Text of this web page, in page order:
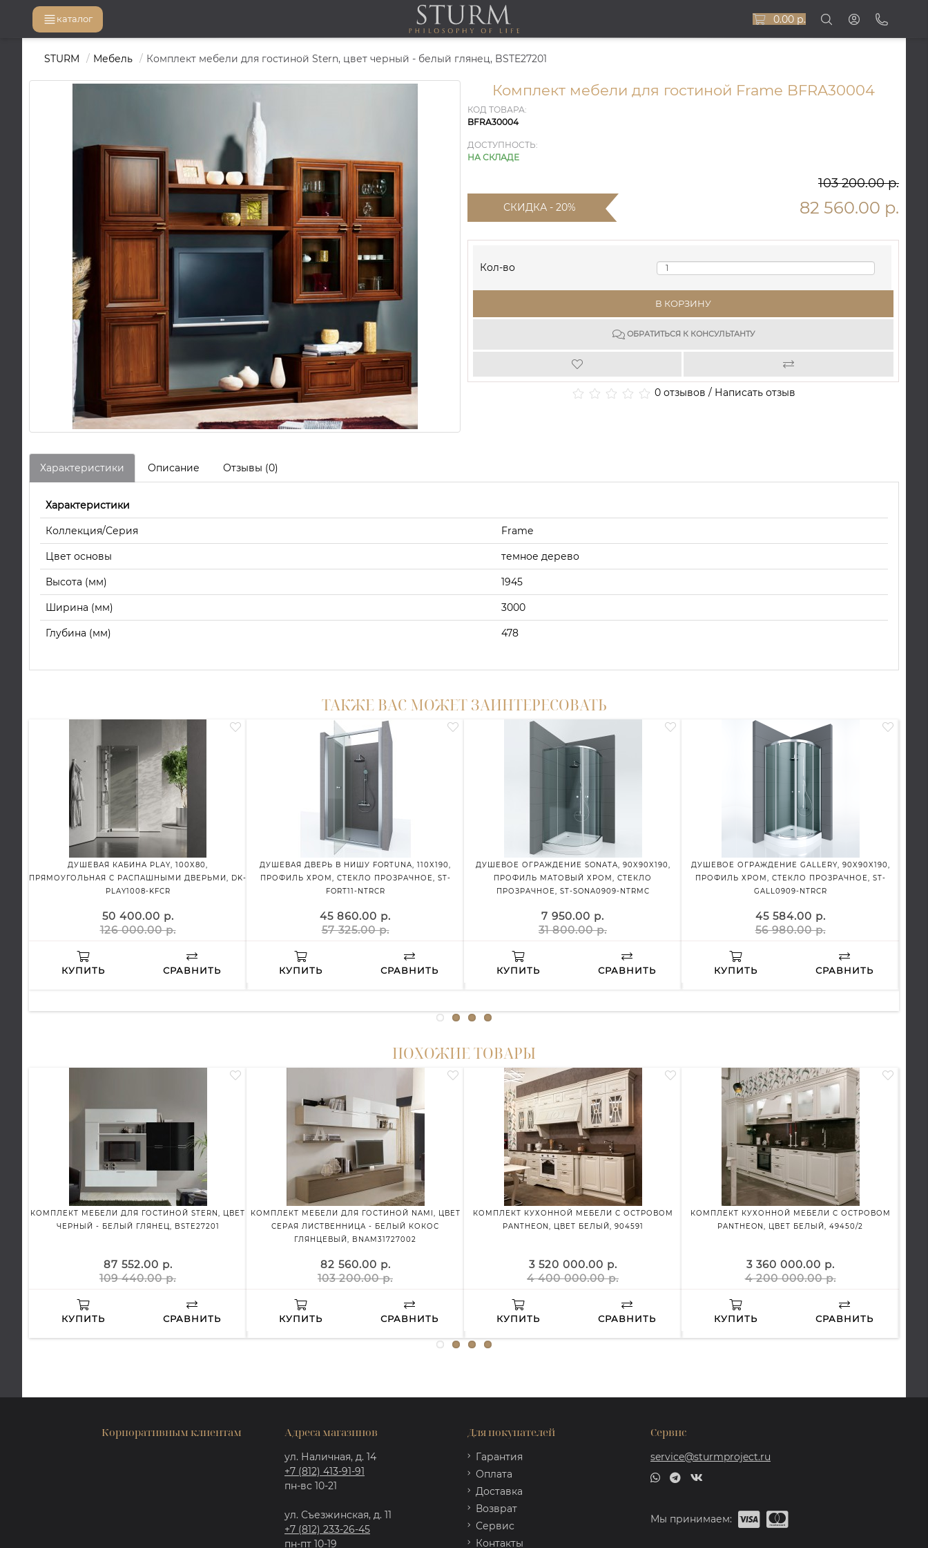
каталог 0.00 р.
STURM Мебель Комплект мебели для гостиной Stern, цвет черный - белый глянец, BSTE27201
Комплект мебели для гостиной Frame BFRA30004
КОД ТОВАРА:
BFRA30004
ДОСТУПНОСТЬ:
НА СКЛАДЕ
103 200.00 р.
СКИДКА - 20% 82 560.00 р.
Кол-во
В КОРЗИНУ
ОБРАТИТЬСЯ К КОНСУЛЬТАНТУ
0 отзывов / Написать отзыв
Характеристики Описание Отзывы (0)
Характеристики
Коллекция/Серия Frame
Цвет основы темное дерево
Высота (мм) 1945
Ширина (мм) 3000
Глубина (мм) 478
ТАКЖЕ ВАС МОЖЕТ ЗАИНТЕРЕСОВАТЬ
ДУШЕВАЯ КАБИНА PLAY, 100X80,
ПРЯМОУГОЛЬНАЯ С РАСПАШНЫМИ ДВЕРЬМИ, DK-
PLAY1008-KFCR
50 400.00 р.
126 000.00 р.
КУПИТЬ СРАВНИТЬ
ДУШЕВАЯ ДВЕРЬ В НИШУ FORTUNA, 110X190,
ПРОФИЛЬ ХРОМ, СТЕКЛО ПРОЗРАЧНОЕ, ST-
FORT11-NTRCR
45 860.00 р.
57 325.00 р.
КУПИТЬ СРАВНИТЬ
ДУШЕВОЕ ОГРАЖДЕНИЕ SONATA, 90X90X190,
ПРОФИЛЬ МАТОВЫЙ ХРОМ, СТЕКЛО
ПРОЗРАЧНОЕ, ST-SONA0909-NTRMC
7 950.00 р.
31 800.00 р.
КУПИТЬ СРАВНИТЬ
ДУШЕВОЕ ОГРАЖДЕНИЕ GALLERY, 90X90X190,
ПРОФИЛЬ ХРОМ, СТЕКЛО ПРОЗРАЧНОЕ, ST-
GALL0909-NTRCR
45 584.00 р.
56 980.00 р.
КУПИТЬ СРАВНИТЬ
ПОХОЖИЕ ТОВАРЫ
КОМПЛЕКТ МЕБЕЛИ ДЛЯ ГОСТИНОЙ STERN, ЦВЕТ
ЧЕРНЫЙ - БЕЛЫЙ ГЛЯНЕЦ, BSTE27201
87 552.00 р.
109 440.00 р.
КУПИТЬ СРАВНИТЬ
КОМПЛЕКТ МЕБЕЛИ ДЛЯ ГОСТИНОЙ NAMI, ЦВЕТ
СЕРАЯ ЛИСТВЕННИЦА - БЕЛЫЙ КОКОС
ГЛЯНЦЕВЫЙ, BNAM31727002
82 560.00 р.
103 200.00 р.
КУПИТЬ СРАВНИТЬ
КОМПЛЕКТ КУХОННОЙ МЕБЕЛИ С ОСТРОВОМ
PANTHEON, ЦВЕТ БЕЛЫЙ, 904591
3 520 000.00 р.
4 400 000.00 р.
КУПИТЬ СРАВНИТЬ
КОМПЛЕКТ КУХОННОЙ МЕБЕЛИ С ОСТРОВОМ
PANTHEON, ЦВЕТ БЕЛЫЙ, 49450/2
3 360 000.00 р.
4 200 000.00 р.
КУПИТЬ СРАВНИТЬ
Корпоративным клиентам Адреса магазинов
ул. Наличная, д. 14
+7 (812) 413-91-91
пн-вс 10-21
ул. Съезжинская, д. 11
+7 (812) 233-26-45
пн-пт 10-19
Для покупателей
Гарантия
Оплата
Доставка
Возврат
Сервис
Контакты
Сервис
service@sturmproject.ru
Мы принимаем: